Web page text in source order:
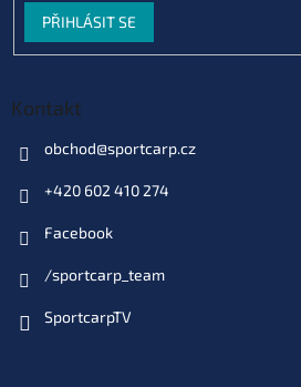
PŘIHLÁSIT SE
Kontakt
obchod@sportcarp.cz
+420 602 410 274
Facebook
/sportcarp_team
SportcarpTV